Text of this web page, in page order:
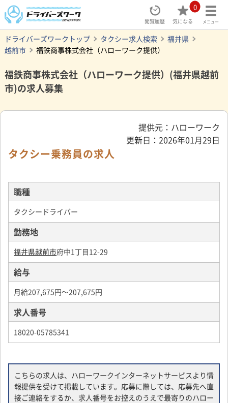
閲覧履歴
0
気になる メニュー
ドライバーズワークトップ タクシー求人検索
福井県
越前市
福鉄商事株式会社（ハローワーク提供）
福鉄商事株式会社（ハローワーク提供）(福井県越前
市)の求人募集
提供元：ハローワーク
更新日：2026年01月29日
タクシー乗務員の求人
職種
タクシードライバー
勤務地
福井県越前市府中1丁目12-29
給与
月給207,675円～207,675円
求人番号
18020-05785341
こちらの求人は、ハローワークインターネットサービスより情
報提供を受けて掲載しています。応募に際しては、応募先へ直
接ご連絡をするか、求人番号をお控えのうえで最寄りのハロー